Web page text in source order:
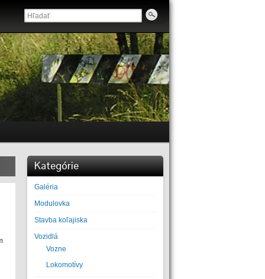
Kategórie
Galéria
Modulovka
Stavba koľajiska
Vozidlá
Vozne
Lokomotívy